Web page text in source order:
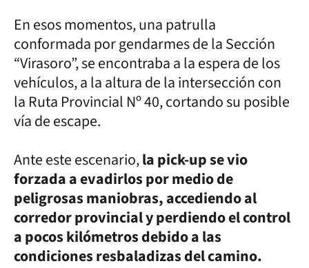
En esos momentos, una patrulla
conformada por gendarmes de la Sección
“Virasoro”, se encontraba a la espera de los
vehículos, a la altura de la intersección con
la Ruta Provincial Nº 40, cortando su posible
vía de escape.
Ante este escenario,la pick-up se vio
forzada a evadirlos por medio de
peligrosas maniobras, accediendo al
corredor provincial y perdiendo el control
a pocos kilómetros debido a las
condiciones resbaladizas del camino.